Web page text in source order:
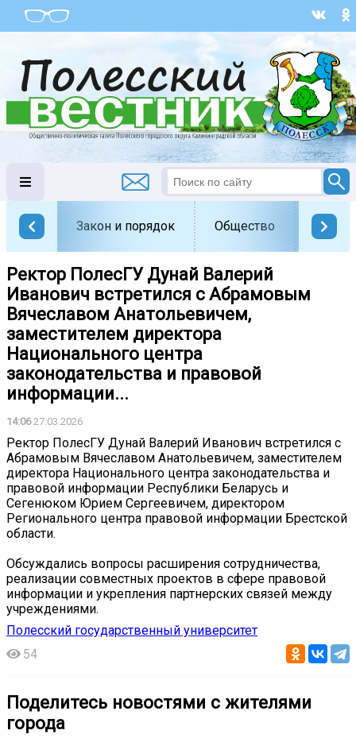
Закон и порядок Общество
Ректор ПолесГУ Дунай Валерий
Иванович встретился с Абрамовым
Вячеславом Анатольевичем,
заместителем директора
Национального центра
законодательства и правовой
информации...
14:0627.03.2026
Ректор ПолесГУ Дунай Валерий Иванович встретился с
Абрамовым Вячеславом Анатольевичем, заместителем
директора Национального центра законодательства и
правовой информации Республики Беларусь и
Сегенюком Юрием Сергеевичем, директором
Регионального центра правовой информации Брестской
области.
Обсуждались вопросы расширения сотрудничества,
реализации совместных проектов в сфере правовой
информации и укрепления партнерских связей между
учреждениями.
Полесский государственный университет
54
Поделитесь новостями с жителями
города